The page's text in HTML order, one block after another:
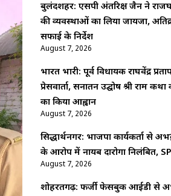
बुलंदशहर: एसपी अंतरिक्ष जैन ने
की व्यवस्थाओं का लिया जायजा,
सफाई के निर्देश
August 7, 2026
भारत भारी: पूर्व विधायक राघवेंद्र
प्रेसवार्ता, सनातन उद्घोष श्री राम
का किया आह्वान
August 7, 2026
सिद्धार्थनगर: भाजपा कार्यकर्ता से
के आरोप में नायब दारोगा निलंबित, SP
August 7, 2026
शोहरतगढ़: फर्जी फेसबुक आईडी से